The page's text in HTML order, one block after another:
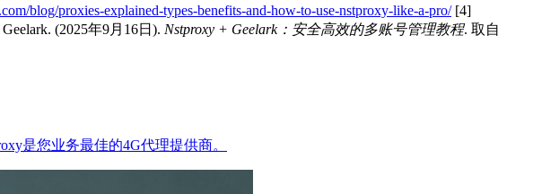
blog/proxies-explained-types-benefits-and-how-to-use-nstproxy-like-a-pro/[4]
(2025年9月16日). Nstproxy + Geelark：安全高效的多账号管理教程. 取自
是您业务最佳的4G代理提供商。